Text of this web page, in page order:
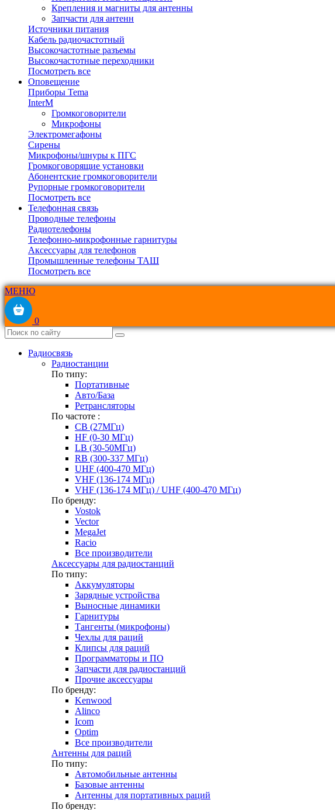
Крепления и магниты для антенны
Запчасти для антенн
Источники питания
Кабель радиочастотный
Высокочастотные разъемы
Высокочастотные переходники
Посмотреть все
Оповещение
Приборы Tema
InterM
Громкоговорители
Микрофоны
Электромегафоны
Сирены
Микрофоны/шнуры к ПГС
Громкоговорящие установки
Абонентские громкоговорители
Рупорные громкоговорители
Посмотреть все
Телефонная связь
Проводные телефоны
Радиотелефоны
Телефонно-микрофонные гарнитуры
Аксессуары для телефонов
Промышленные телефоны ТАШ
Посмотреть все
МЕНЮ
0
Радиосвязь
Радиостанции
По типу:
Портативные
Авто/База
Ретрансляторы
По частоте :
CB (27МГц)
HF (0-30 МГц)
LB (30-50МГц)
RB (300-337 МГц)
UHF (400-470 МГц)
VHF (136-174 МГц)
VHF (136-174 МГц) / UHF (400-470 МГц)
По бренду:
Vostok
Vector
MegaJet
Racio
Все производители
Аксессуары для радиостанций
По типу:
Аккумуляторы
Зарядные устройства
Выносные динамики
Гарнитуры
Тангенты (микрофоны)
Чехлы для раций
Клипсы для раций
Программаторы и ПО
Запчасти для радиостанций
Прочие аксессуары
По бренду:
Kenwood
Alinco
Icom
Optim
Все производители
Антенны для раций
По типу:
Автомобильные антенны
Базовые антенны
Антенны для портативных раций
По бренду: